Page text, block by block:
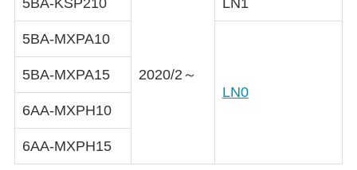
5BA-KSP210
2020/2～
LN1
5BA-MXPA10
LN0
5BA-MXPA15
6AA-MXPH10
6AA-MXPH15